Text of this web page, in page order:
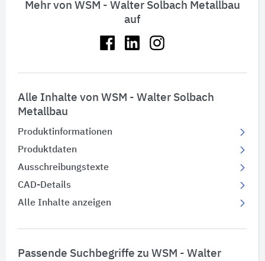
Mehr von WSM - Walter Solbach Metallbau
auf
Alle Inhalte von WSM - Walter Solbach
Metallbau
Produktinformationen
Produktdaten
Ausschreibungstexte
CAD-Details
Alle Inhalte anzeigen
Passende Suchbegriffe zu WSM - Walter